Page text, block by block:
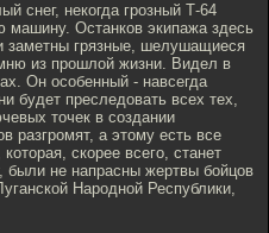
снег, некогда грозный Т-64
машину. Останков экипажа здесь
заметны грязные, шелушащиеся
из прошлой жизни. Видел в
Он особенный - навсегда
будет преследовать всех тех,
точек в создании
разгромят, а этому есть все
скорее всего, станет
были не напрасны жертвы бойцов
Народной Республики,